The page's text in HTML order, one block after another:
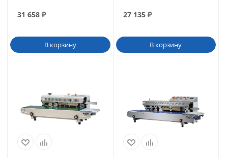
31 658 ₽
В корзину
27 135₽
В корзину